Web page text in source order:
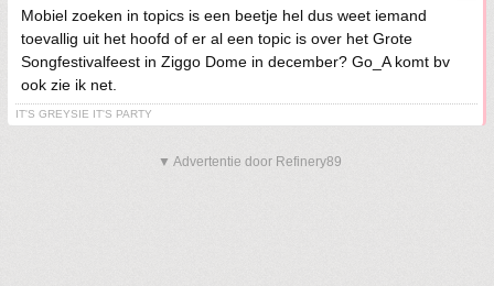
Mobiel zoeken in topics is een beetje hel dus weet iemand
toevallig uit het hoofd of er al een topic is over het Grote
Songfestivalfeest in Ziggo Dome in december? Go_A komt bv
ook zie ik net.
IT'S GREYSIE IT'S PARTY
▼ Advertentie door Refinery89